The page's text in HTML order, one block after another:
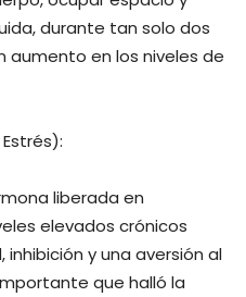
durante tan solo dos
aumento en los niveles de
liberada en
elevados crónicos
y una aversión al
que halló la